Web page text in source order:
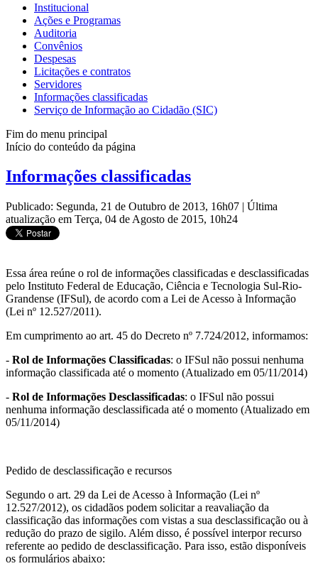
Institucional
Ações e Programas
Auditoria
Convênios
Despesas
Licitações e contratos
Servidores
Informações classificadas
Serviço de Informação ao Cidadão (SIC)
Fim do menu principal
Início do conteúdo da página
Informações classificadas
Publicado: Segunda, 21 de Outubro de 2013, 16h07 | Última
atualização em Terça, 04 de Agosto de 2015, 10h24
Essa área reúne o rol de informações classificadas e desclassificadas
pelo Instituto Federal de Educação, Ciência e Tecnologia Sul-Rio-
Grandense (IFSul), de acordo com a Lei de Acesso à Informação
(Lei nº 12.527/2011).
Em cumprimento ao art. 45 do Decreto nº 7.724/2012, informamos:
- Rol de Informações Classificadas: o IFSul não possui nenhuma
informação classificada até o momento (Atualizado em 05/11/2014)
- Rol de Informações Desclassificadas: o IFSul não possui
nenhuma informação desclassificada até o momento (Atualizado em
05/11/2014)
Pedido de desclassificação e recursos
Segundo o art. 29 da Lei de Acesso à Informação (Lei nº
12.527/2012), os cidadãos podem solicitar a reavaliação da
classificação das informações com vistas a sua desclassificação ou à
redução do prazo de sigilo. Além disso, é possível interpor recurso
referente ao pedido de desclassificação. Para isso, estão disponíveis
os formulários abaixo: